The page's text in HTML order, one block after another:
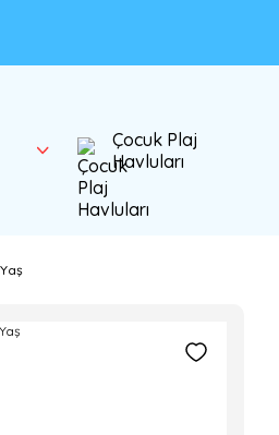
Çocuk Plaj
Havluları